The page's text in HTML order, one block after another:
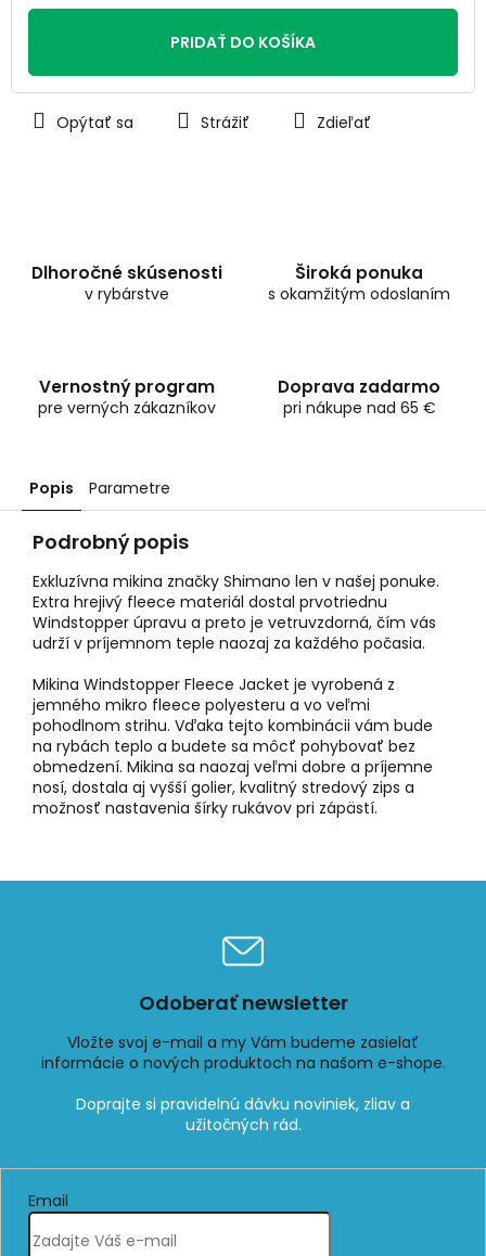
Jednotková
PRIDAŤ DO KOŠÍKA
Opýtať sa Strážiť Zdieľať
Dlhoročné skúsenosti
v rybárstve
Široká ponuka
s okamžitým odoslaním
Vernostný program
pre verných zákazníkov
Doprava zadarmo
pri nákupe nad 65 €
Popis Parametre
Podrobný popis
Exkluzívna mikina značky Shimano len v našej ponuke.
Extra hrejivý fleece materiál dostal prvotriednu
Windstopper úpravu a preto je vetruvzdorná, čím vás
udrží v príjemnom teple naozaj za každého počasia.
Mikina Windstopper Fleece Jacket je vyrobená z
jemného mikro fleece polyesteru a vo veľmi
pohodlnom strihu. Vďaka tejto kombinácii vám bude
na rybách teplo a budete sa môcť pohybovať bez
obmedzení. Mikina sa naozaj veľmi dobre a príjemne
nosí, dostala aj vyšší golier, kvalitný stredový zips a
možnosť nastavenia šírky rukávov pri zápästí.
Odoberať newsletter
Vložte svoj e-mail a my Vám budeme zasielať
informácie o nových produktoch na našom e-shope.
Email